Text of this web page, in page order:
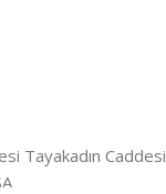
Tayakadın